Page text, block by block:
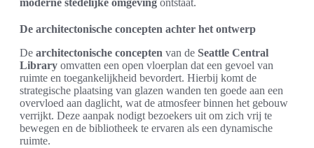
moderne stedelijke omgeving ontstaat.
De architectonische concepten achter het ontwerp
De architectonische concepten van de Seattle Central
Library omvatten een open vloerplan dat een gevoel van
ruimte en toegankelijkheid bevordert. Hierbij komt de
strategische plaatsing van glazen wanden ten goede aan een
overvloed aan daglicht, wat de atmosfeer binnen het gebouw
verrijkt. Deze aanpak nodigt bezoekers uit om zich vrij te
bewegen en de bibliotheek te ervaren als een dynamische
ruimte.